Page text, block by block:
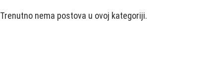
Trenutno nema postova u ovoj kategoriji.